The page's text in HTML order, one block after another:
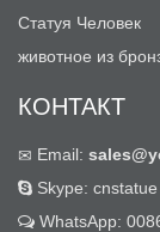
Статуя Человек
животное из
КОНТАКТ
Email:
Skype: cnstatue
WhatsApp: